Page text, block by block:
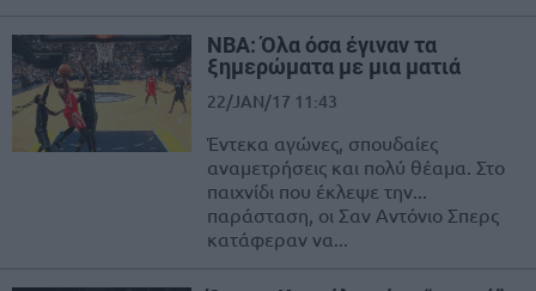
ΝΒΑ: Όλα όσα έγιναν τα
ξημερώματα με μια ματιά
22/JAN/17 11:43
Έντεκα αγώνες, σπουδαίες
αναμετρήσεις και πολύ θέαμα. Στο
παιχνίδι που έκλεψε την...
παράσταση, οι Σαν Αντόνιο Σπερς
κατάφεραν να...